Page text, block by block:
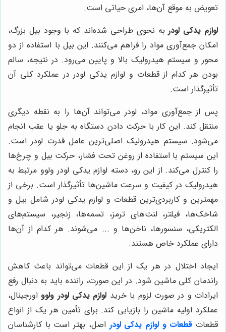
تعویض به موقع آن‌ها، امری حیاتی است.
لوازم یدکی لودر به نحوی طراحی شده‌اند که با وجود بیل بزرگ،
امکان جمع‌آوری مواد را فراهم می‌کنند. این بیل با استفاده از دو
محور و سیستم هیدرولیک بالا و پایین می‌رود. در نتیجه، سالم
بودن هر کدام از قطعات و لوازم یدکی لودر در عملکرد کلی آن
تأثیرگذار است.
پس از جمع‌آوری مواد، لودر می‌تواند آن‌ها را به نقطه دیگری
منتقل کند. این کار با حرکت دادن دستگاه به جلو یا عقب انجام
می‌شود. سیستم هیدرولیک اصلی‌ترین عامل قدرت لودر است.
این سیستم با استفاده از روغن تحت فشار، حرکت بیل و چرخ‌ها
را کنترل می‌کند. از این رو، دسته لوازم یدکی لودر ولوو مرتبط به
هیدرولیک در کیفیت و سرعت ماشین‌ها تأثیرگذار است. برخی از
مهمترین و کاربردی‌ترین قطعات و لوازم یدکی لودر شامل بیل و
شاخک‌ها، فیلتر، لنت‌های ترمز، تسمه‌ها، زنجیر، سیستم‌های
الکتریکی، سنسورها، ناخن‌ها و ... می‌شوند. هر کدام از آن‌ها
دارای عملکرد خاص هستند.
ایجاد اختلال در هر یک از این قطعات می‌تواند باعث کاهش
راندمان کلی ماشین شود. در این صورت، راننده باید به دنبال رفع
ایرادات و در صورت لزوم با خرید لوازم یدکی لودر ولوو اورجینال،
عملکرد اولیه ماشین را بازیابی کند. برای تأمین هر یک از انواع
قطعات قطعات و لوازم یدکی لودر اصل، بهتر است با کارشناسان